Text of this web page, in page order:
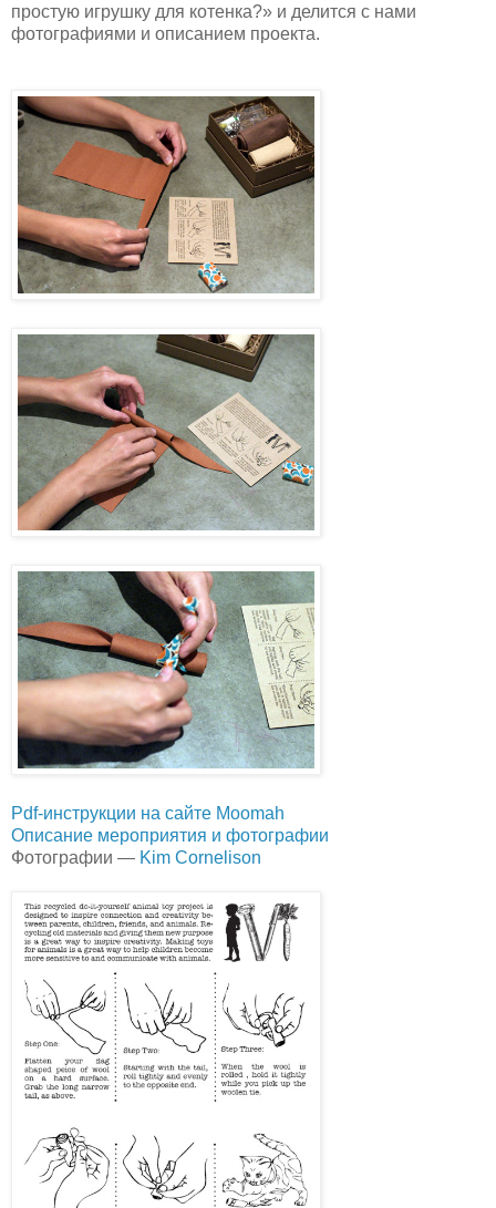
простую игрушку для котенка?» и делится с нами
фотографиями и описанием проекта.
Pdf-инструкции на сайте Moomah
Описание мероприятия и фотографии
Фотографии — Kim Cornelison